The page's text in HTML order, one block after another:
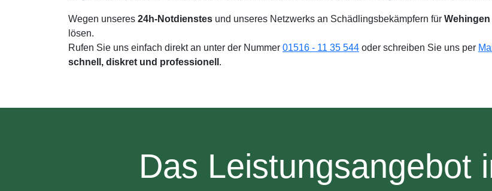
Wegen unseres 24h-Notdienstes und unseres Netzwerks an Schädlingsbekämpfern für Wehingen
lösen.
Rufen Sie uns einfach direkt an unter der Nummer 01516 - 11 35 544 oder schreiben Sie uns per
schnell, diskret und professionell .
Das Leistungsangebot